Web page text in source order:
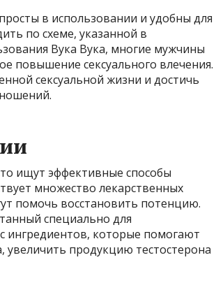
в использовании и удобны для
по схеме, указанной в
Вука Вука, многие мужчины
повышение сексуального влечения.
сексуальной жизни и достичь
ищут эффективные способы
множество лекарственных
помочь восстановить потенцию.
специально для
ингредиентов, которые помогают
увеличить продукцию тестостерона